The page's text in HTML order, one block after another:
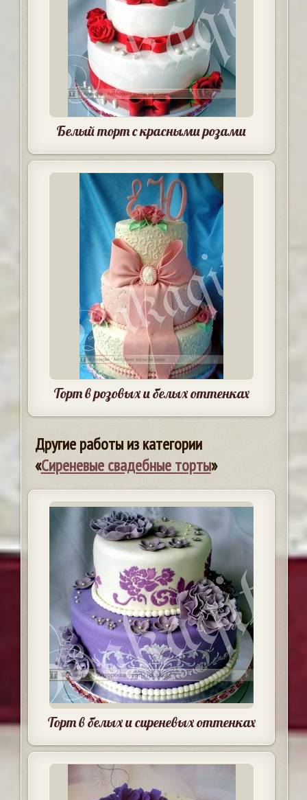
Белый торт с красными розами
Торт в розовых и белых оттенках
Другие работы из категории
«Сиреневые свадебные торты»
Торт в белых и сиреневых оттенках